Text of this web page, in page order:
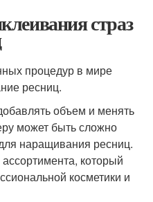
страз
процедур в мире
ресниц.
объем и менять
может быть сложно
наращивания ресниц.
который
косметики и